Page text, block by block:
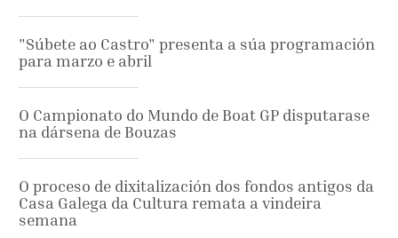
"Súbete ao Castro" presenta a súa programación
para marzo e abril
O Campionato do Mundo de Boat GP disputarase
na dársena de Bouzas
O proceso de dixitalización dos fondos antigos da
Casa Galega da Cultura remata a vindeira
semana